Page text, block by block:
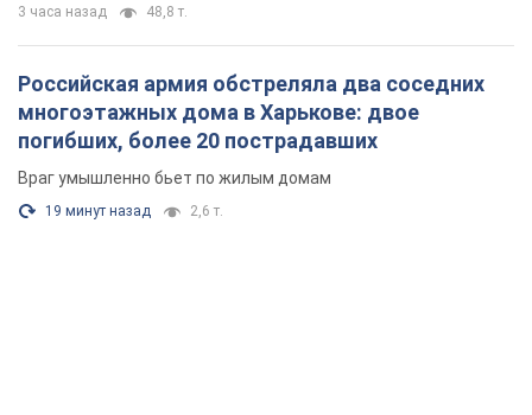
3 часа назад 48,8 т.
Российская армия обстреляла два соседних
многоэтажных дома в Харькове: двое
погибших, более 20 пострадавших
Враг умышленно бьет по жилым домам
19 минут назад 2,6 т.